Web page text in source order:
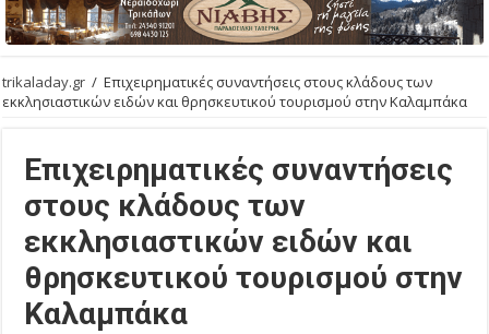
trikaladay.gr / Επιχειρηματικές συναντήσεις στους κλάδους των
εκκλησιαστικών ειδών και θρησκευτικού τουρισμού στην Καλαμπάκα
Επιχειρηματικές συναντήσεις
στους κλάδους των
εκκλησιαστικών ειδών και
θρησκευτικού τουρισμού στην
Καλαμπάκα